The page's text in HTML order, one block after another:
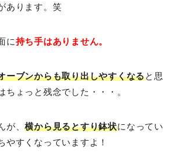
あります。笑
に持ち手はありません。
ーブンからも取り出しやすくなると思
ちょっと残念でした・・・。
が、横から見るとすり鉢状になってい
やすくなっていますよ！